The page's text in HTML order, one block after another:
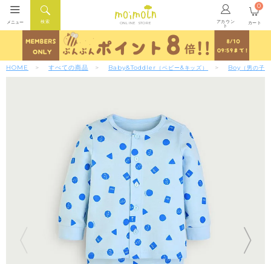
ONLINE STORE アカウン
ト
検索
メニュー カート
0
HOME すべての商品 Baby&Toddler （ベビー&キッズ） Boy （男の子）